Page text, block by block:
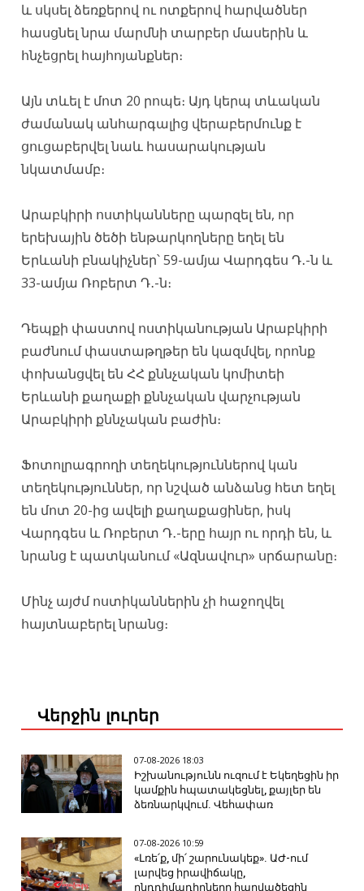
և սկսել ձեռքերով ու ոտքերով հարվածներ
հասցնել նրա մարմնի տարբեր մասերին և
հնչեցրել հայհոյանքներ։
Այն տևել է մոտ 20 րոպե։ Այդ կերպ տևական
ժամանակ անհարգալից վերաբերմունք է
ցուցաբերվել նաև հասարակության
նկատմամբ։
Արաբկիրի ոստիկանները պարզել են, որ
երեխային ծեծի ենթարկողները եղել են
Երևանի բնակիչներ՝ 59-ամյա Վարդգես Դ․-ն և
33-ամյա Ռոբերտ Դ․-ն։
Դեպքի փաստով ոստիկանության Արաբկիրի
բաժնում փաստաթղթեր են կազմվել, որոնք
փոխանցվել են ՀՀ քննչական կոմիտեի
Երևանի քաղաքի քննչական վարչության
Արաբկիրի քննչական բաժին։
Ֆոտոլրագրողի տեղեկություններով կան
տեղեկություններ, որ նշված անձանց հետ եղել
են մոտ 20-ից ավելի քաղաքացիներ, իսկ
Վարդգես և Ռոբերտ Դ․-երը հայր ու որդի են, և
նրանց է պատկանում «Ազնավուր» սրճարանը։
Մինչ այժմ ոստիկաններին չի հաջողվել
հայտնաբերել նրանց։
Վերջին լուրեր
07-08-2026 18:03
Իշխանությունն ուզում է Եկեղեցին իր
կամքին հպատակեցնել, քայլեր են
ձեռնարկվում. Վեհափառ
07-08-2026 10:59
«Լռե՛ք, մի՛ շարունակեք». ԱԺ-ում
լարվեց իրավիճակը,
ընդդիմադիրները հարվածեցին